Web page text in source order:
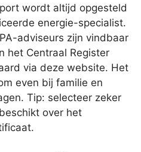
wordt altijd opgesteld
energie-specialist.
adviseurs zijn vindbaar
het Centraal Register
via deze website. Het
even bij familie en
Tip: selecteer zeker
over het